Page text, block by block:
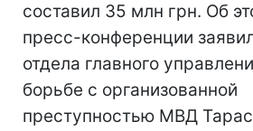
составил 35 млн грн. Об
пресс-конференции
отдела главного
борьбе с организованной
преступностью МВД Тарас